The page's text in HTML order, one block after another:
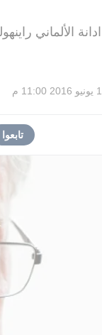
الألماني
11:00 م
تابعوا